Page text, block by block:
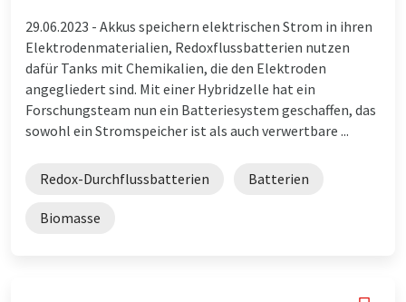
29.06.2023 - Akkus speichern elektrischen Strom in ihren
Elektrodenmaterialien, Redoxflussbatterien nutzen
dafür Tanks mit Chemikalien, die den Elektroden
angegliedert sind. Mit einer Hybridzelle hat ein
Forschungsteam nun ein Batteriesystem geschaffen, das
sowohl ein Stromspeicher ist als auch verwertbare ...
Redox-Durchflussbatterien Batterien
Biomasse